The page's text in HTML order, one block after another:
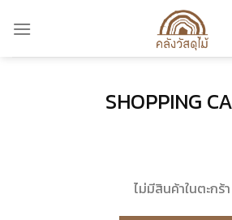
SHOPPING
ไม่มีสินค้าในตะกร้า